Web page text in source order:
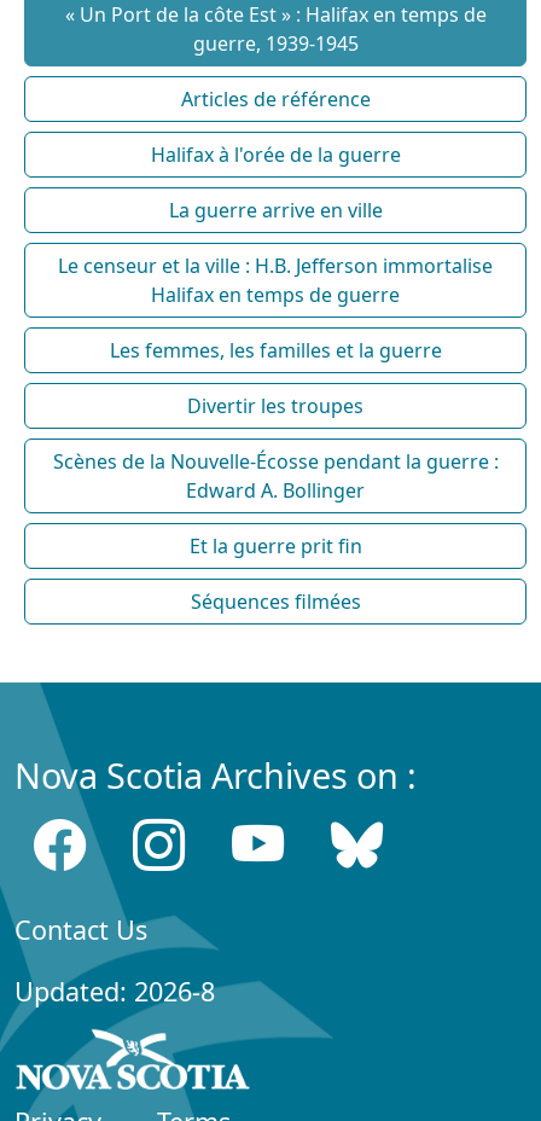
« Un Port de la côte Est » : Halifax en temps de
guerre, 1939-1945
Articles de référence
Halifax à l'orée de la guerre
La guerre arrive en ville
Le censeur et la ville : H.B. Jefferson immortalise
Halifax en temps de guerre
Les femmes, les familles et la guerre
Divertir les troupes
Scènes de la Nouvelle-Écosse pendant la guerre :
Edward A. Bollinger
Et la guerre prit fin
Séquences filmées
Nova Scotia Archives on :
Contact Us
Updated: 2026-8